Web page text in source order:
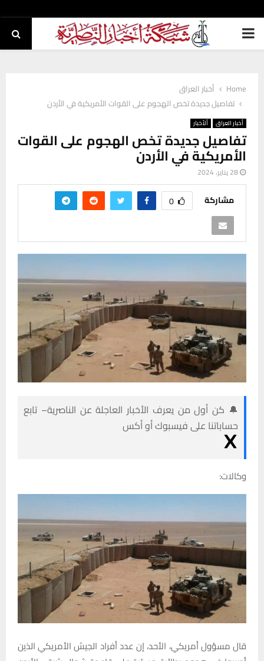
PRIMARY
Home
أخبار العراق
تفاصيل جديدة تخص الهجوم على القوات الأمريكية في الأردن
أخبار العراق ألأخبار
تفاصيل جديدة تخص الهجوم على القوات
الأمريكية في الأردن
28 يناير، 2024
مشاركة 0
🔔 كن أول من يعرف الأخبار العاجلة عن الناصرية– تابع
حساباتنا على فيسبوك أو أكس
وكالات:
قال مسؤول أمريكي، الأحد، إن عدد أفراد الجيش الأمريكي الذين